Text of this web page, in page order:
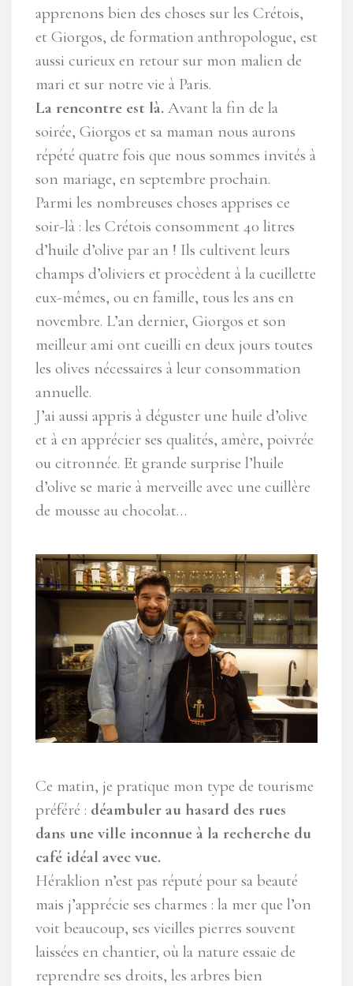
apprenons bien des choses sur les Crétois,
et Giorgos, de formation anthropologue, est
aussi curieux en retour sur mon malien de
mari et sur notre vie à Paris.
La rencontre est là. Avant la fin de la
soirée, Giorgos et sa maman nous aurons
répété quatre fois que nous sommes invités à
son mariage, en septembre prochain.
Parmi les nombreuses choses apprises ce
soir-là : les Crétois consomment 40 litres
d’huile d’olive par an ! Ils cultivent leurs
champs d’oliviers et procèdent à la cueillette
eux-mêmes, ou en famille, tous les ans en
novembre. L’an dernier, Giorgos et son
meilleur ami ont cueilli en deux jours toutes
les olives nécessaires à leur consommation
annuelle.
J’ai aussi appris à déguster une huile d’olive
et à en apprécier ses qualités, amère, poivrée
ou citronnée. Et grande surprise l’huile
d’olive se marie à merveille avec une cuillère
de mousse au chocolat…
Ce matin, je pratique mon type de tourisme
préféré : déambuler au hasard des rues
dans une ville inconnue à la recherche du
café idéal avec vue.
Héraklion n’est pas réputé pour sa beauté
mais j’apprécie ses charmes : la mer que l’on
voit beaucoup, ses vieilles pierres souvent
laissées en chantier, où la nature essaie de
reprendre ses droits, les arbres bien